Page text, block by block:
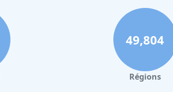
49,804
Régions